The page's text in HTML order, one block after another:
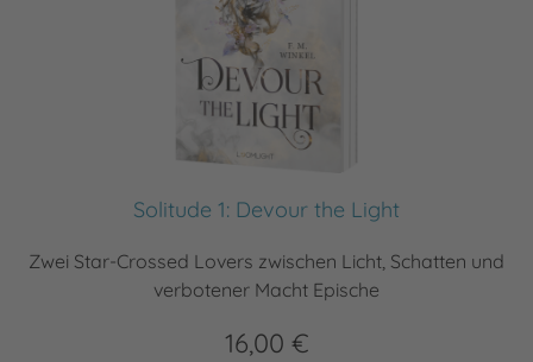
Solitude 1: Devour the Light
Zwei Star-Crossed Lovers zwischen Licht, Schatten und
verbotener Macht Epische
16,00 €